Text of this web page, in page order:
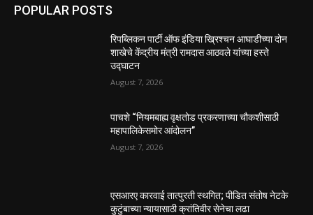
POPULAR POSTS
रिपब्लिकन पार्टी ऑफ इंडिया ख्रिश्चन आघाडीच्या दोन
शाखेचे केंद्रीय मंत्री रामदास आठवले यांच्या हस्ते
उद्घाटन
August 7, 2026
पाचशे “नियमबाह्य वृक्षतोड प्रकरणाच्या चौकशीसाठी
महापालिकेसमोर आंदोलन”
August 7, 2026
एसआरए कारवाई तात्पुरती स्थगित; पीडित संतोष नेटके
कुटुंबाच्या न्यायासाठी क्रांतिवीर सेनेचा लढा